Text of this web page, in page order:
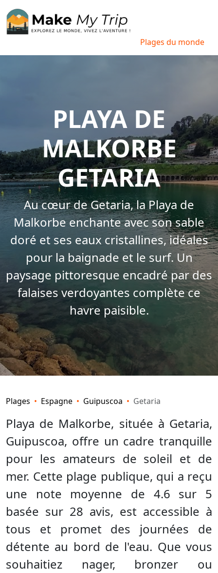
Plages du monde
PLAYA DE
MALKORBE
GETARIA
Au cœur de Getaria, la Playa de
Malkorbe enchante avec son sable
doré et ses eaux cristallines, idéales
pour la baignade et le surf. Un
paysage pittoresque encadré par des
falaises verdoyantes complète ce
havre paisible.
Plages Espagne Guipuscoa Getaria
Playa de Malkorbe, située à Getaria,
Guipuscoa, offre un cadre tranquille
pour les amateurs de soleil et de
mer. Cette plage publique, qui a reçu
une note moyenne de 4.6 sur 5
basée sur 28 avis, est accessible à
tous et promet des journées de
détente au bord de l'eau. Que vous
souhaitiez nager, bronzer ou